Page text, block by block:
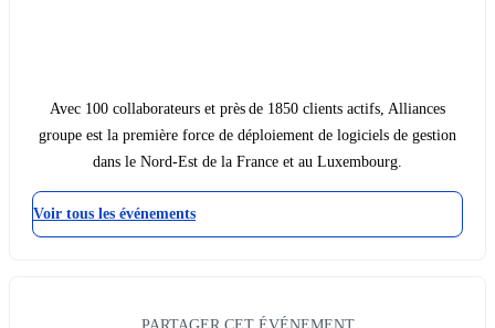
Avec 100 collaborateurs et près de 1850 clients actifs, Alliances
groupe est la première force de déploiement de logiciels de gestion
dans le Nord-Est de la France et au Luxembourg.
Voir tous les événements
PARTAGER CET ÉVÉNEMENT